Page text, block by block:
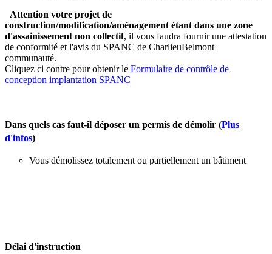
Attention votre projet de
construction/modification/aménagement étant dans une zone
d'assainissement non collectif, il vous faudra fournir une attestation
de conformité et l'avis du SPANC de CharlieuBelmont
communauté.
Cliquez ci contre pour obtenir le Formulaire de contrôle de
conception implantation SPANC
Dans quels cas faut-il déposer un permis de démolir (Plus
d'infos)
Vous démolissez totalement ou partiellement un bâtiment
Délai d'instruction